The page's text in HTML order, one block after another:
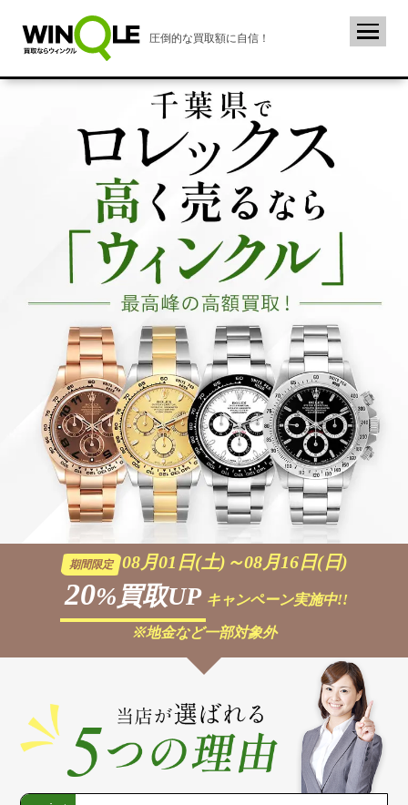
圧倒的な買取額に自信！
期間限定 08月01日(土)～08月16日(日)
20%買取UP キャンペーン実施中!!
※地金など一部対象外